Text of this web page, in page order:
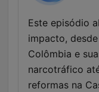
Este episódio
impacto,
Colômbia e
narcotráfico
reformas na